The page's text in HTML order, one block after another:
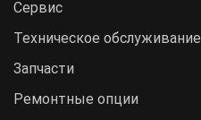
Сервис
Техническое обслуживание
Запчасти
Ремонтные опции